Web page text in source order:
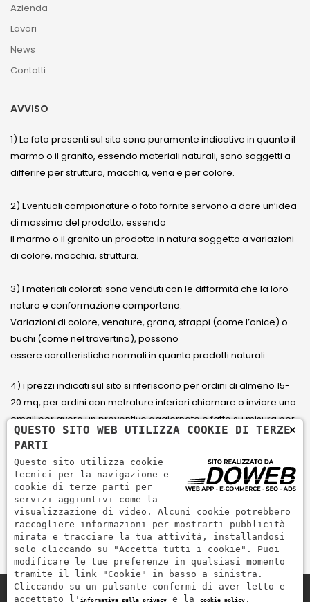
Azienda
Lavori
News
Contatti
AVVISO
1) Le foto presenti sul sito sono puramente indicative in quanto il
marmo o il granito, essendo materiali naturali, sono soggetti a
differire per struttura, macchia, vena e per colore.
2) Eventuali campionature o foto fornite servono a dare un’idea
di massima del prodotto, essendo
il marmo o il granito un prodotto in natura soggetto a variazioni
di colore, macchia, struttura.
3) I materiali colorati sono venduti con le difformità che la loro
natura e conformazione comportano.
Variazioni di colore, venature, grana, strappi (come l’onice) o
buchi (come nel travertino), possono
essere caratteristiche normali in quanto prodotti naturali.
4) i prezzi indicati sul sito si riferiscono per ordini di almeno 15-
20 mq, per ordini con metrature inferiori chiamare o inviare una
email per avere un preventivo aggiornato e fatto su misura per
il cliente.
5) Paga con Carta di credito Visa, Visa Electron, Maestro,
Mastercard tramite il circuito PayPal. PayPal serve per pagare,
inviare denaro e accettare pagamenti in modo rapido,
semplice e sicuro.
×
QUESTO SITO WEB UTILIZZA COOKIE DI TERZE
PARTI
Questo sito utilizza cookie
tecnici per la navigazione e
cookie di terze parti per
servizi aggiuntivi come la
visualizzazione di video. Alcuni cookie potrebbero
raccogliere informazioni per mostrarti pubblicità
mirata e tracciare la tua attività, installandosi
solo cliccando su "Accetta tutti i cookie". Puoi
modificare le tue preferenze in qualsiasi momento
tramite il link "Cookie" in basso a sinistra.
Cliccando su un pulsante confermi di aver letto e
accettato l' informativa sulla privacy e la cookie policy .